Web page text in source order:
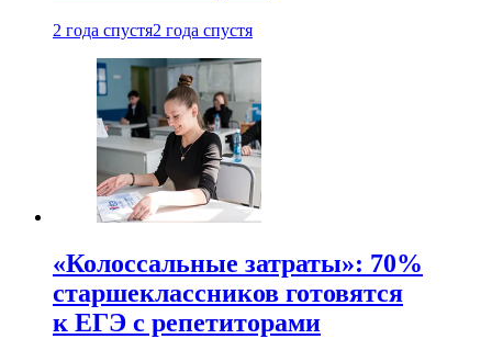
2 года спустя2 года спустя
«Колоссальные затраты»: 70%
старшеклассников готовятся
к ЕГЭ с репетиторами